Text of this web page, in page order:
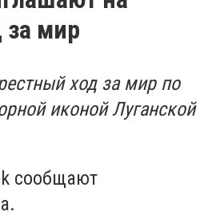
за мир
ход за мир по
иконой Луганской
сообщают